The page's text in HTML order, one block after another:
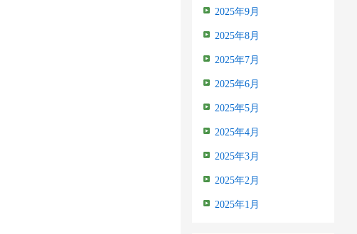
2025年9月
2025年8月
2025年7月
2025年6月
2025年5月
2025年4月
2025年3月
2025年2月
2025年1月